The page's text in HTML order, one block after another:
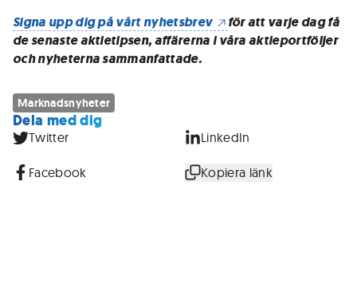
Signa upp dig på vårt nyhetsbrev
för att varje dag få
de senaste aktietipsen, affärerna i våra aktieportföljer
och nyheterna sammanfattade.
Marknadsnyheter
Dela med dig
Twitter LinkedIn
Facebook Kopiera länk